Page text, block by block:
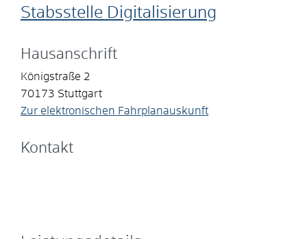
Stabsstelle Digitalisierung
Hausanschrift
Königstraße 2
70173 Stuttgart
Zur elektronischen Fahrplanauskunft
Kontakt